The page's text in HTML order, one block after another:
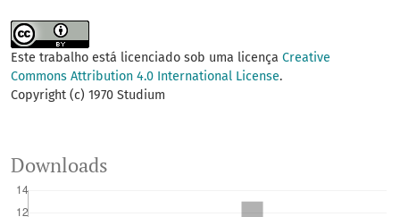
Este trabalho está licenciado sob uma licença Creative
Commons Attribution 4.0 International License.
Copyright (c) 1970 Studium
Downloads